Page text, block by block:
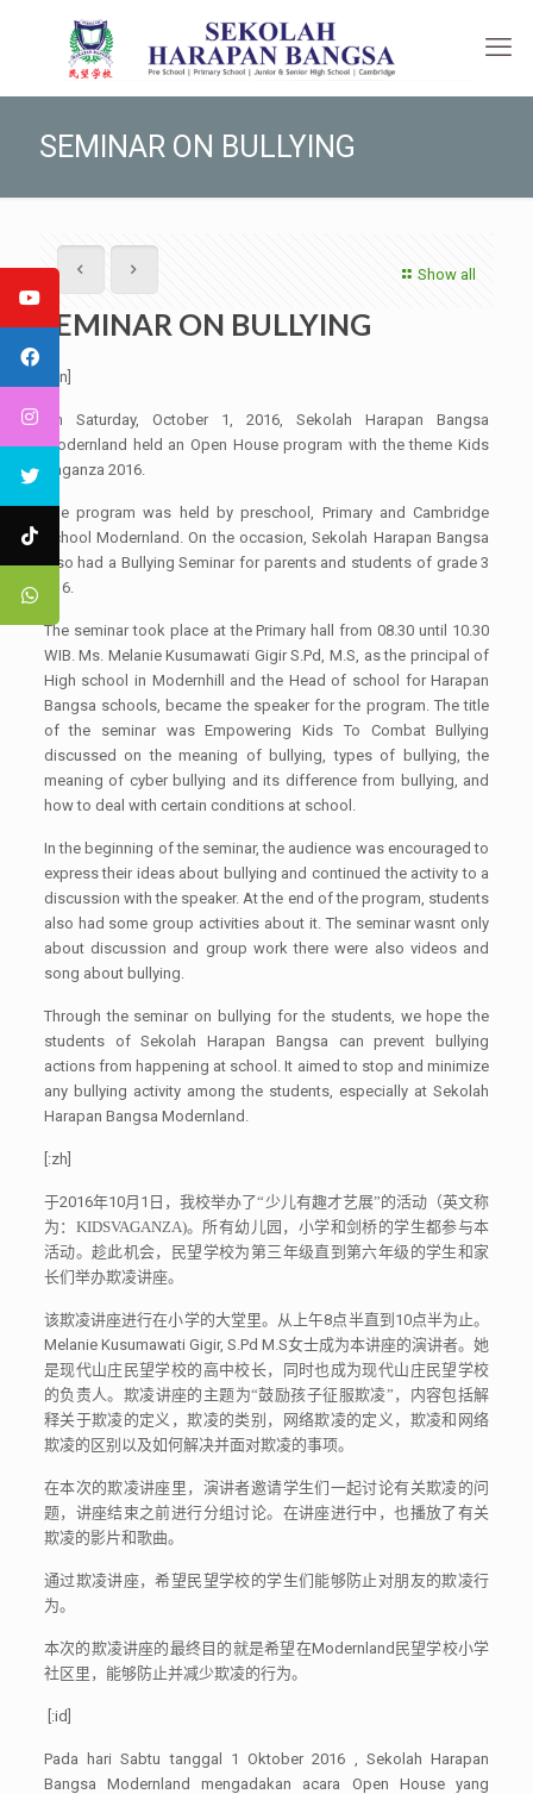
SEMINAR ON BULLYING
Show all
SEMINAR ON BULLYING
[:en]
On Saturday, October 1, 2016, Sekolah Harapan Bangsa
Modernland held an Open House program with the theme Kids
Vaganza 2016.
The program was held by preschool, Primary and Cambridge
school Modernland. On the occasion, Sekolah Harapan Bangsa
also had a Bullying Seminar for parents and students of grade 3
to 6.
The seminar took place at the Primary hall from 08.30 until 10.30
WIB. Ms. Melanie Kusumawati Gigir S.Pd, M.S, as the principal of
High school in Modernhill and the Head of school for Harapan
Bangsa schools, became the speaker for the program. The title
of the seminar was Empowering Kids To Combat Bullying
discussed on the meaning of bullying, types of bullying, the
meaning of cyber bullying and its difference from bullying, and
how to deal with certain conditions at school.
In the beginning of the seminar, the audience was encouraged to
express their ideas about bullying and continued the activity to a
discussion with the speaker. At the end of the program, students
also had some group activities about it. The seminar wasnt only
about discussion and group work there were also videos and
song about bullying.
Through the seminar on bullying for the students, we hope the
students of Sekolah Harapan Bangsa can prevent bullying
actions from happening at school. It aimed to stop and minimize
any bullying activity among the students, especially at Sekolah
Harapan Bangsa Modernland.
[:zh]
于2016年10月 1 日，我校举办了“ 少儿有趣才艺展”的活动（英文称
为：KIDSVAGANZA)。所有幼儿园，小学和剑桥的学生都参与本
活动。趁此机会，民望学校为第三年级直到第六年级的学生和家
长们举办欺凌讲座。
该欺凌讲座进行在小学的大堂里。从上午8点半直到 10点半为止。
Melanie Kusumawati Gigir, S.Pd M.S女士成为本讲座的演讲者。她
是现代山庄民望学校的高中校长，同时也成为现代山庄民望学校
的负责人。欺凌讲座的主题为“鼓励孩子征服欺凌” ，内容包括解
释关于欺凌的定义，欺凌的类别，网络欺凌的定义，欺凌和网络
欺凌的区别以及如何解决并面对欺凌的事项。
在本次的欺凌讲座里，演讲者邀请学生们一起讨论有关欺凌的问
题，讲座结束之前进行分组讨论。在讲座进行中，也播放了有关
欺凌的影片和歌曲。
通过欺凌讲座，希望民望学校的学生们能够防止对朋友的欺凌行
为。
本次的欺凌讲座的最终目的就是希望在Modernland 民望学校小学
社区里，能够防止并减少欺凌的行为。
[:id]
Pada hari Sabtu tanggal 1 Oktober 2016 , Sekolah Harapan
Bangsa Modernland mengadakan acara Open House yang